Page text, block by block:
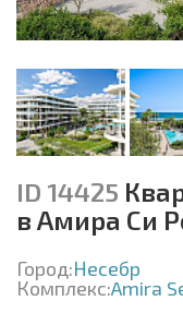
ID 14425
в Амира Си
Город:Несебр
Комплекс:Amira